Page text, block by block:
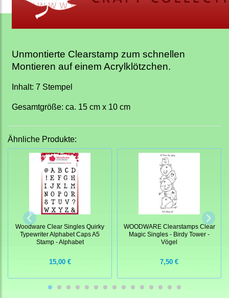
Unmontierte Clearstamp zum schnellen
Montieren auf einem Acrylklötzchen.
Inhalt: 7 Stempel
Gesamtgröße: ca. 15 cm x 10 cm
Ähnliche Produkte:
Woodware Clear Singles Quirky
Typewriter Alphabet Caps A5
Stamp - Alphabet
15,00 €
WOODWARE Clearstamps Clear
Magic Singles - Birdy Tower -
Vögel
7,50 €